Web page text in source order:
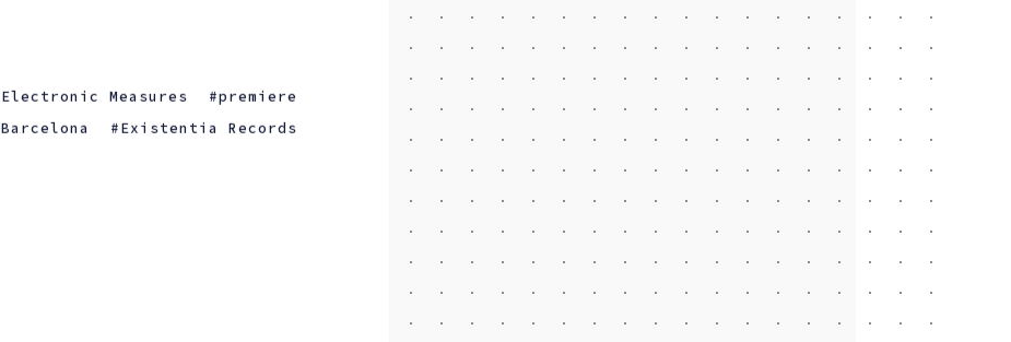
Electronic Measures
premiere
Barcelona Existentia Records